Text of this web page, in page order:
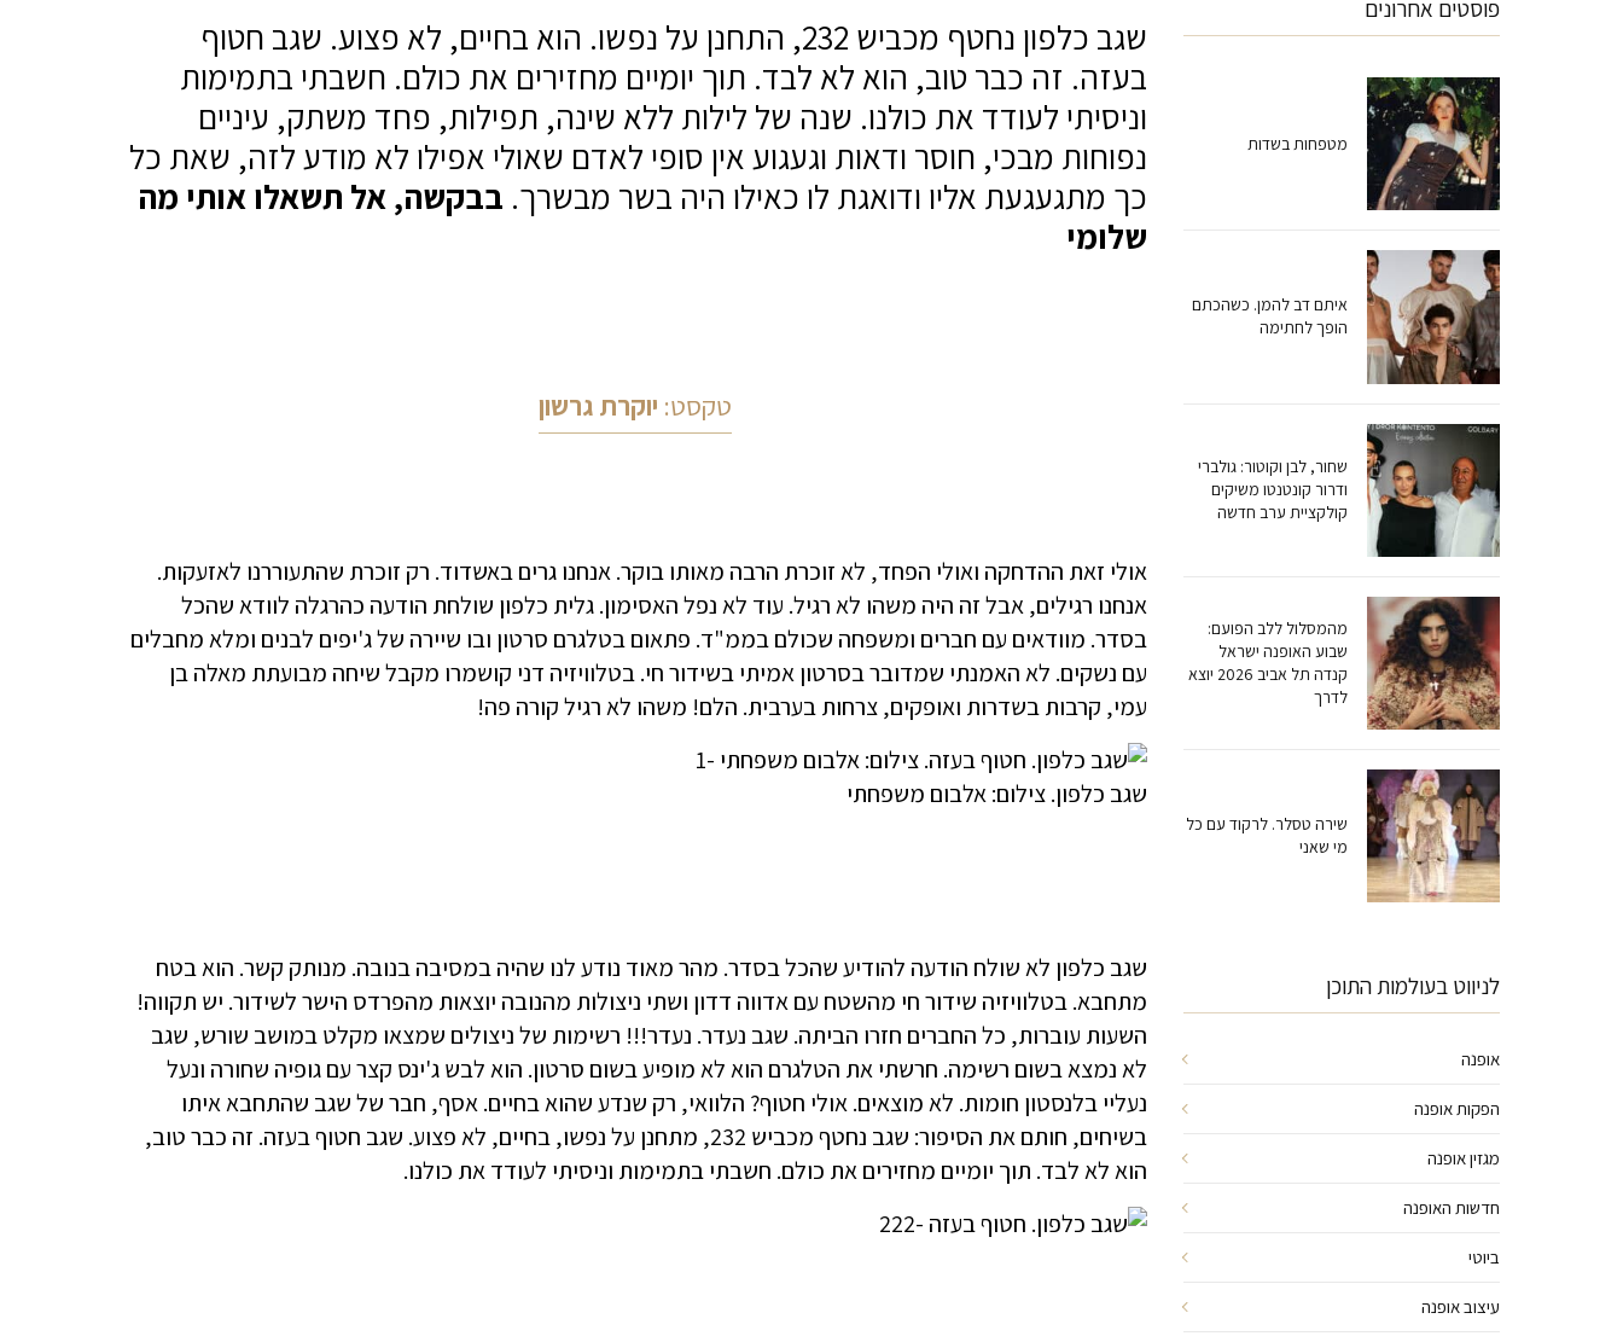
שגב כלפון נחטף מכביש 232, התחנן על נפשו. הוא בחיים, לא פצוע. שגב חטוף
בעזה. זה כבר טוב, הוא לא לבד. תוך יומיים מחזירים את כולם. חשבתי בתמימות
וניסיתי לעודד את כולנו. שנה של לילות ללא שינה, תפילות, פחד משתק, עיניים
נפוחות מבכי, חוסר ודאות וגעגוע אין סופי לאדם שאולי אפילו לא מודע לזה, שאת כל
כך מתגעגעת אליו ודואגת לו כאילו היה בשר מבשרך. בבקשה, אל תשאלו אותי מה
שלומי
טקסט: יוקרת גרשון
אולי זאת ההדחקה ואולי הפחד, לא זוכרת הרבה מאותו בוקר. אנחנו גרים באשדוד. רק זוכרת שהתעוררנו לאזעקות.
אנחנו רגילים, אבל זה היה משהו לא רגיל. עוד לא נפל האסימון. גלית כלפון שולחת הודעה כהרגלה לוודא שהכל
בסדר. מוודאים עם חברים ומשפחה שכולם בממ"ד. פתאום בטלגרם סרטון ובו שיירה של ג'יפים לבנים ומלא מחבלים
עם נשקים. לא האמנתי שמדובר בסרטון אמיתי בשידור חי. בטלוויזיה דני קושמרו מקבל שיחה מבועתת מאלה בן
עמי, קרבות בשדרות ואופקים, צרחות בערבית. הלם! משהו לא רגיל קורה פה!
שגב כלפון. צילום: אלבום משפחתי
שגב כלפון לא שולח הודעה להודיע שהכל בסדר. מהר מאוד נודע לנו שהיה במסיבה בנובה. מנותק קשר. הוא בטח
מתחבא. בטלוויזיה שידור חי מהשטח עם אדווה דדון ושתי ניצולות מהנובה יוצאות מהפרדס הישר לשידור. יש תקווה!
השעות עוברות, כל החברים חזרו הביתה. שגב נעדר. נעדר!!! רשימות של ניצולים שמצאו מקלט במושב שורש, שגב
לא נמצא בשום רשימה. חרשתי את הטלגרם הוא לא מופיע בשום סרטון. הוא לבש ג'ינס קצר עם גופיה שחורה ונעל
נעליי בלנסטון חומות. לא מוצאים. אולי חטוף? הלוואי, רק שנדע שהוא בחיים. אסף, חבר של שגב שהתחבא איתו
בשיחים, חותם את הסיפור: שגב נחטף מכביש 232, מתחנן על נפשו, בחיים, לא פצוע. שגב חטוף בעזה. זה כבר טוב,
הוא לא לבד. תוך יומיים מחזירים את כולם. חשבתי בתמימות וניסיתי לעודד את כולנו.
פוסטים אחרונים
מטפחות בשדות
איתם דב להמן. כשהכתם
הופך לחתימה
שחור, לבן וקוטור: גולברי
ודרור קונטנטו משיקים
קולקציית ערב חדשה
מהמסלול ללב הפועם:
שבוע האופנה ישראל
קנדה תל אביב 2026 יוצא
לדרך
שירה טסלר. לרקוד עם כל
מי שאני
לניווט בעולמות התוכן
אופנה
הפקות אופנה
מגזין אופנה
חדשות האופנה
ביוטי
עיצוב אופנה